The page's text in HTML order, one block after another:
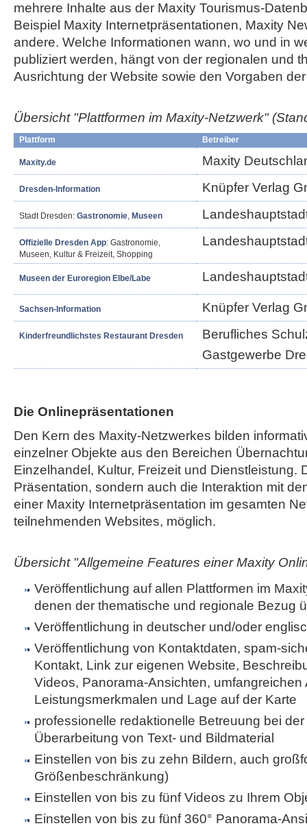
mehrere Inhalte aus der Maxity Tourismus-
Beispiel Maxity Internetpräsentationen, Maxity
andere. Welche Informationen wann, wo und in
publiziert werden, hängt von der regionalen und
Ausrichtung der Website sowie den Vorgaben
Übersicht "Plattformen im Maxity-Netzwerk"
Plattform Betreiber
Maxity.de Maxity
Dresden-Information Knüpfer Verlag
Stadt Dresden: Gastronomie, Museen
Offizielle Dresden App: Gastronomie,
Museen, Kultur & Freizeit, Shopping
Museen der Euroregion Elbe/Labe
Sachsen-Information Knüpfer Verlag
Kinderfreundlichstes Restaurant Dresden
Berufliches
Gastgewerbe
Die Onlinepräsentationen
Den Kern des Maxity-Netzwerkes bilden
einzelner Objekte aus den Bereichen
Einzelhandel, Kultur, Freizeit und Dienstleistung.
Präsentation, sondern auch die Interaktion mit
einer Maxity Internetpräsentation im gesamten
teilnehmenden Websites, möglich.
Übersicht "Allgemeine Features einer Maxity
Veröffentlichung auf allen Plattformen im
denen der thematische und regionale Bezug
Veröffentlichung in deutscher und/oder
Veröffentlichung von Kontaktdaten, spam-
Kontakt, Link zur eigenen Website,
Videos, Panorama-Ansichten, umfangreichen
Leistungsmerkmalen und Lage auf der Karte
professionelle redaktionelle Betreuung bei
Überarbeitung von Text- und Bildmaterial
Einstellen von bis zu zehn Bildern, auch
Größenbeschränkung)
Einstellen von bis zu fünf Videos zu Ihrem
Einstellen von bis zu fünf 360° Panorama-